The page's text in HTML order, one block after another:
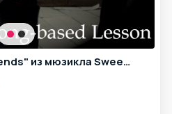
Урок по песне "My Friends" из мюзикла Sweeney Todd для уровня A2+